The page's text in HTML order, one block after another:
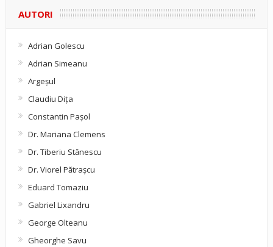
AUTORI
Adrian Golescu
Adrian Simeanu
Argeşul
Claudiu Diţa
Constantin Pașol
Dr. Mariana Clemens
Dr. Tiberiu Stănescu
Dr. Viorel Pătraşcu
Eduard Tomaziu
Gabriel Lixandru
George Olteanu
Gheorghe Savu